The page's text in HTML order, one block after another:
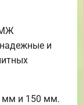
и
мм и 150 мм.